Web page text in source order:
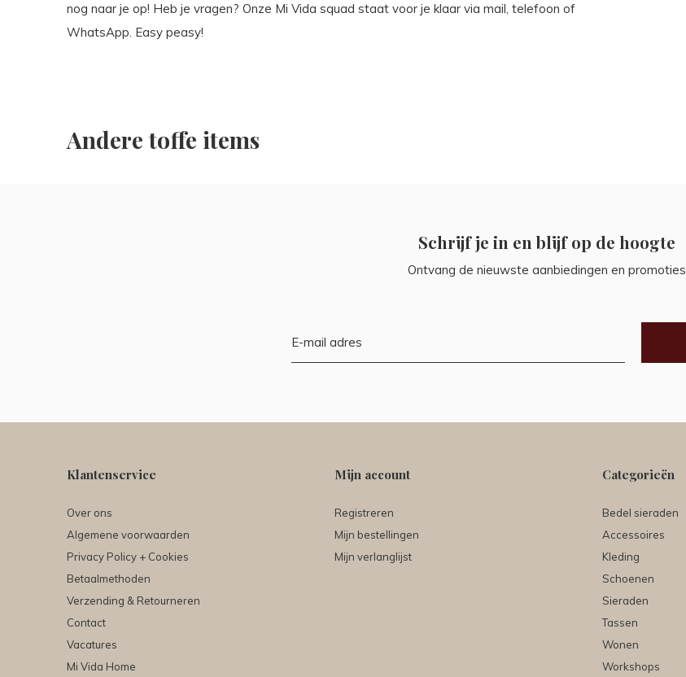
nog naar je op! Heb je vragen? Onze Mi Vida squad staat voor je klaar via mail, telefoon of
WhatsApp. Easy peasy!
Andere toffe items
Schrijf je in en blijf op de hoogte
Ontvang de nieuwste aanbiedingen en promoties
Klantenservice
Over ons
Algemene voorwaarden
Privacy Policy + Cookies
Betaalmethoden
Verzending & Retourneren
Contact
Vacatures
Mi Vida Home
Mijn account
Registreren
Mijn bestellingen
Mijn verlanglijst
Categorieën
Bedel sieraden
Accessoires
Kleding
Schoenen
Sieraden
Tassen
Wonen
Workshops